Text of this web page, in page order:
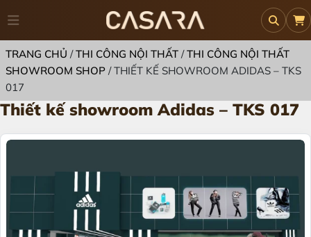
TRANG CHỦ /THI CÔNG NỘI THẤT/THI CÔNG NỘI THẤT
SHOWROOM SHOP/THIẾT KẾ SHOWROOM ADIDAS – TKS
017
Thiết kế showroom Adidas – TKS 017